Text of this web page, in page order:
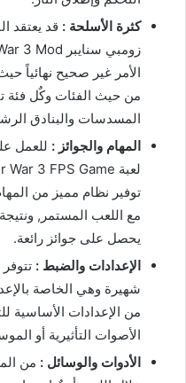
كثرة الأسلحة : قد يعتقد
الأمر غير صحيح نهائياً
من حيث الفئات وكٌل فئة
المسدسات والبنادق
المهام والجوائز : للعمل
توفير نظام مميز من
مع اللعب المستمر,
يحصل على جوائز رائعة.
الإعدادات والضبط :
شهيرة وهي الخاصة
من الإعدادات الأساسية
الأصوات التأثيرية أو
الأدوات والوسائل : من